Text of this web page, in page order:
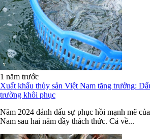
1 năm trước
Xuất khẩu thủy sản Việt Nam tăng trưởng:
trường khôi phục
Năm 2024 đánh dấu sự phục hồi mạnh mẽ
Nam sau hai năm đầy thách thức. Cả về...